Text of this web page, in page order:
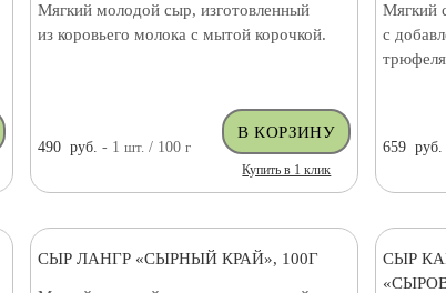
Мягкий молодой сыр, изготовленный
из коровьего молока с мытой корочкой.
490 руб. - 1 шт. / 100 г
Купить в 1 клик
Мягкий
с
659 руб.
СЫР ЛАНГР «СЫРНЫЙ КРАЙ», 100Г
СЫР